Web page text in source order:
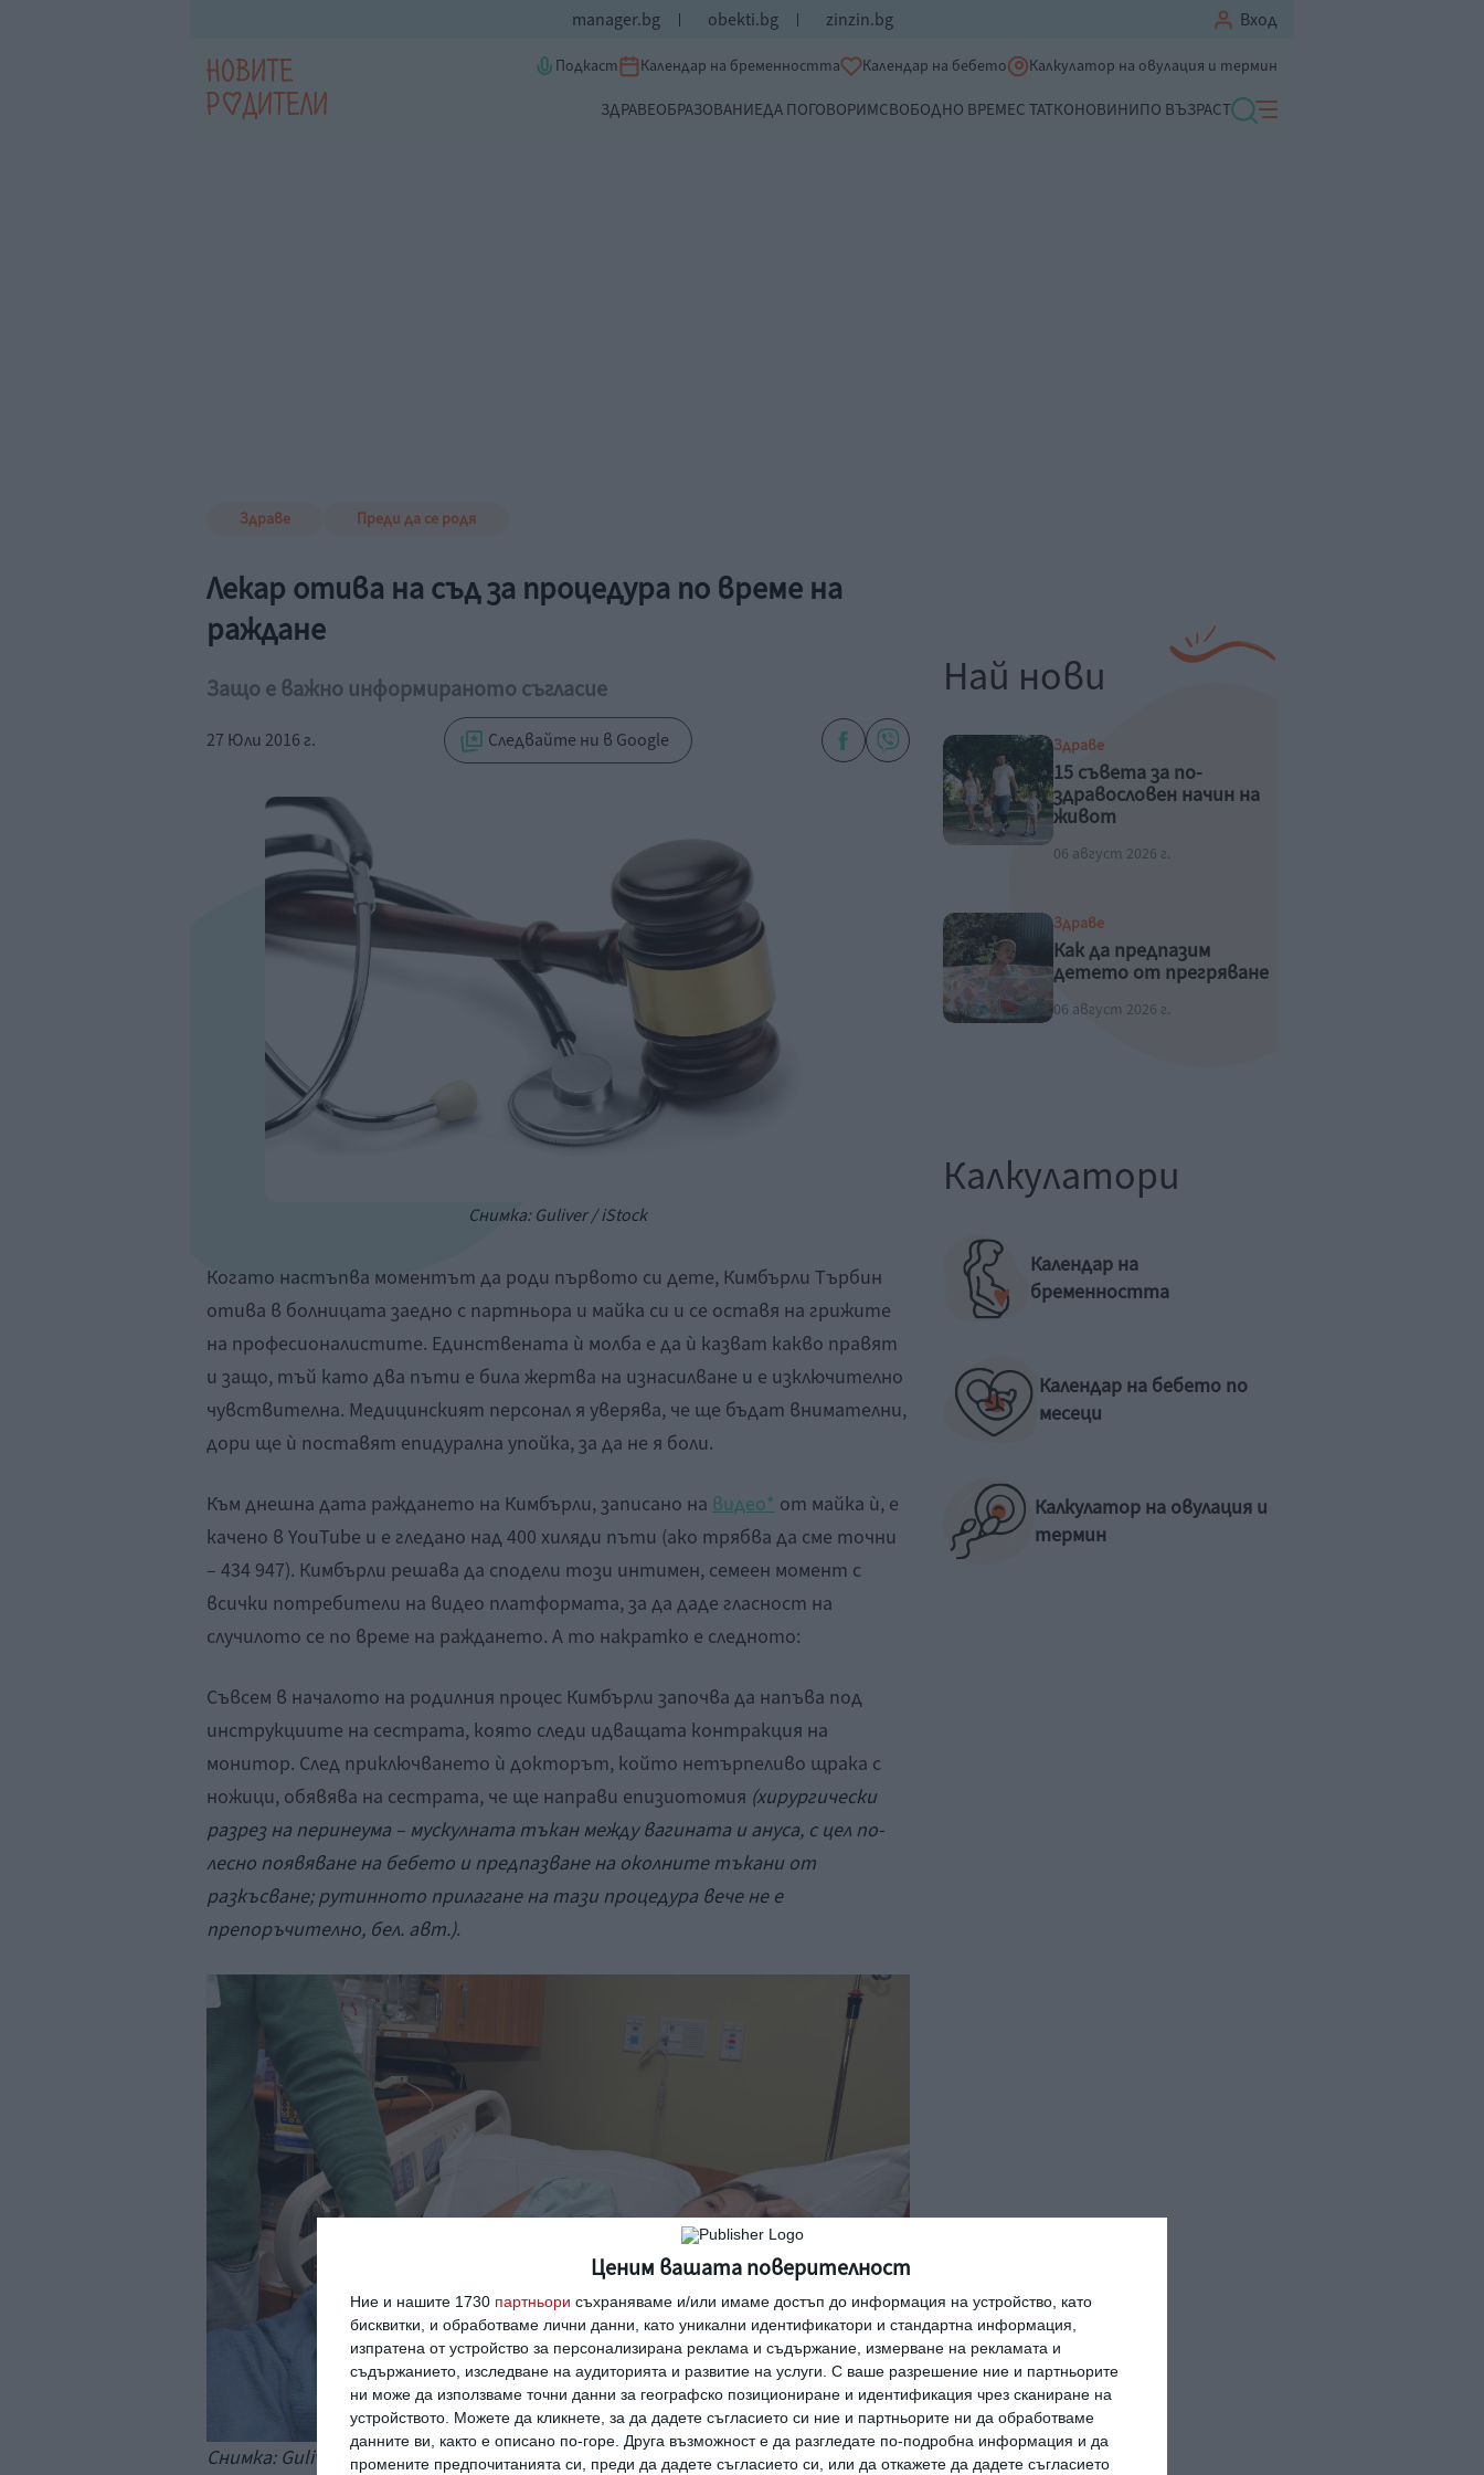
Ценим вашата поверителност
Ние и нашите 1730 партньори съхраняваме и/или имаме достъп до информация на устройство, като
бисквитки, и обработваме лични данни, като уникални идентификатори и стандартна информация,
изпратена от устройство за персонализирана реклама и съдържание, измерване на рекламата и
съдържанието, изследване на аудиторията и развитие на услуги. С ваше разрешение ние и партньорите
ни може да използваме точни данни за географско позициониране и идентификация чрез сканиране на
устройството. Можете да кликнете, за да дадете съгласието си ние и партньорите ни да обработваме
данните ви, както е описано по-горе. Друга възможност е да разгледате по-подробна информация и да
промените предпочитанията си, преди да дадете съгласието си, или да откажете да дадете съгласието
manager.bg obekti.bg zinzin.bg Вход
Подкаст Календар на бременността Календар на бебето Калкулатор на овулация и термин
ЗДРАВЕОБРАЗОВАНИЕДА ПОГОВОРИМСВОБОДНО ВРЕМЕС ТАТКОНОВИНИПО ВЪЗРАСТ
Здраве Преди да се родя
Лекар отива на съд за процедура по време на
раждане
Защо е важно информираното съгласие
27 Юли 2016 г. Следвайте ни в Google
Снимка: Guliver / iStock
Когато настъпва моментът да роди първото си дете, Кимбърли Търбин
отива в болницата заедно с партньора и майка си и се оставя на грижите
на професионалистите. Единствената ѝ молба е да ѝ казват какво правят
и защо, тъй като два пъти е била жертва на изнасилване и е изключително
чувствителна. Медицинският персонал я уверява, че ще бъдат внимателни,
дори ще ѝ поставят епидурална упойка, за да не я боли.
Към днешна дата раждането на Кимбърли, записано на видео* от майка ѝ, е
качено в YouTube и е гледано над 400 хиляди пъти (ако трябва да сме точни
– 434 947). Кимбърли решава да сподели този интимен, семеен момент с
всички потребители на видео платформата, за да даде гласност на
случилото се по време на раждането. А то накратко е следното:
Съвсем в началото на родилния процес Кимбърли започва да напъва под
инструкциите на сестрата, която следи идващата контракция на
монитор. След приключването ѝ докторът, който нетърпеливо щрака с
ножици, обявява на сестрата, че ще направи епизиотомия (хирургически
разрез на перинеума – мускулната тъкан между вагината и ануса, с цел по-
лесно появяване на бебето и предпазване на околните тъкани от
разкъсване; рутинното прилагане на тази процедура вече не е
препоръчително, бел. авт.).
Снимка: Guliver / iStock
Най нови
Здраве
15 съвета за по-
здравословен начин на
живот
06 август 2026 г.
Здраве
Как да предпазим
детето от прегряване
06 август 2026 г.
Калкулатори
Календар на
бременността
Календар на бебето по
месеци
Калкулатор на овулация и
термин